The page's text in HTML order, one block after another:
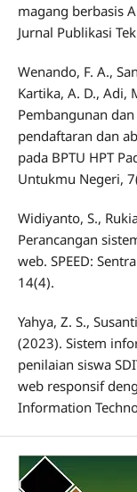
magang berbasis
Jurnal Publikasi
Wenando, F. A.,
Kartika, A. D., Adi,
Pembangunan
pendaftaran dan
pada BPTU HPT
Untukmu Negeri,
Widiyanto, S.,
Perancangan
web. SPEED:
14(4).
Yahya, Z. S.,
(2023). Sistem
penilaian siswa
web responsif
Information